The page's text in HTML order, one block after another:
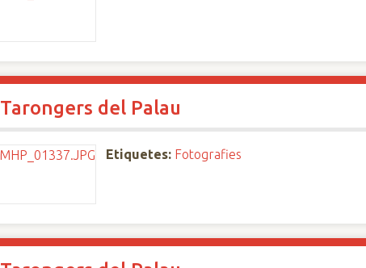
del Palau
Etiquetes: Fotografies